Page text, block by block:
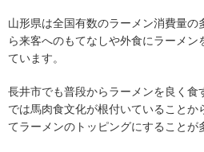
山形県は全国有数のラーメン消費量
ら来客へのもてなしや外食にラーメ
ています。
長井市でも普段からラーメンを良く食
では馬肉食文化が根付いていることか
てラーメンのトッピングにすることが